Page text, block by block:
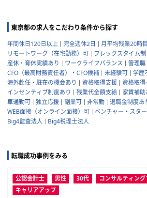
東京都の求人をこだわり条件から探す
年間休日120日以上 完全週休2日
月平均残業20時
リモートワーク（在宅勤務）可
フレックスタイム制
産休・育休実績あり
ワークライフバランス
管理職
CFO（最高財務責任者）・CFO候補
未経験可 学歴
海外赴任・駐在の機会あり
資格取得支援
資格取得
インセンティブ制度あり
残業代全額支給 家賃補助
車通勤可
独立応援 副業可 非常勤 退職金制度あ
WEB面接（オンライン面接）可
ベンチャー・スタ
Big4監査法人
Big4税理士法人
転職成功事例をみる
公認会計士 男性 30代
コンサルティン
キャリアアップ